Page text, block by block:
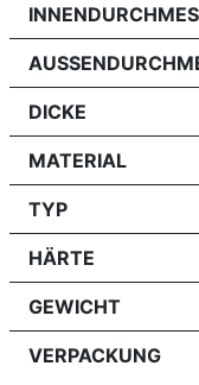
DICKE
MATERIAL
TYP
HÄRTE
GEWICHT
VERPACKUNG